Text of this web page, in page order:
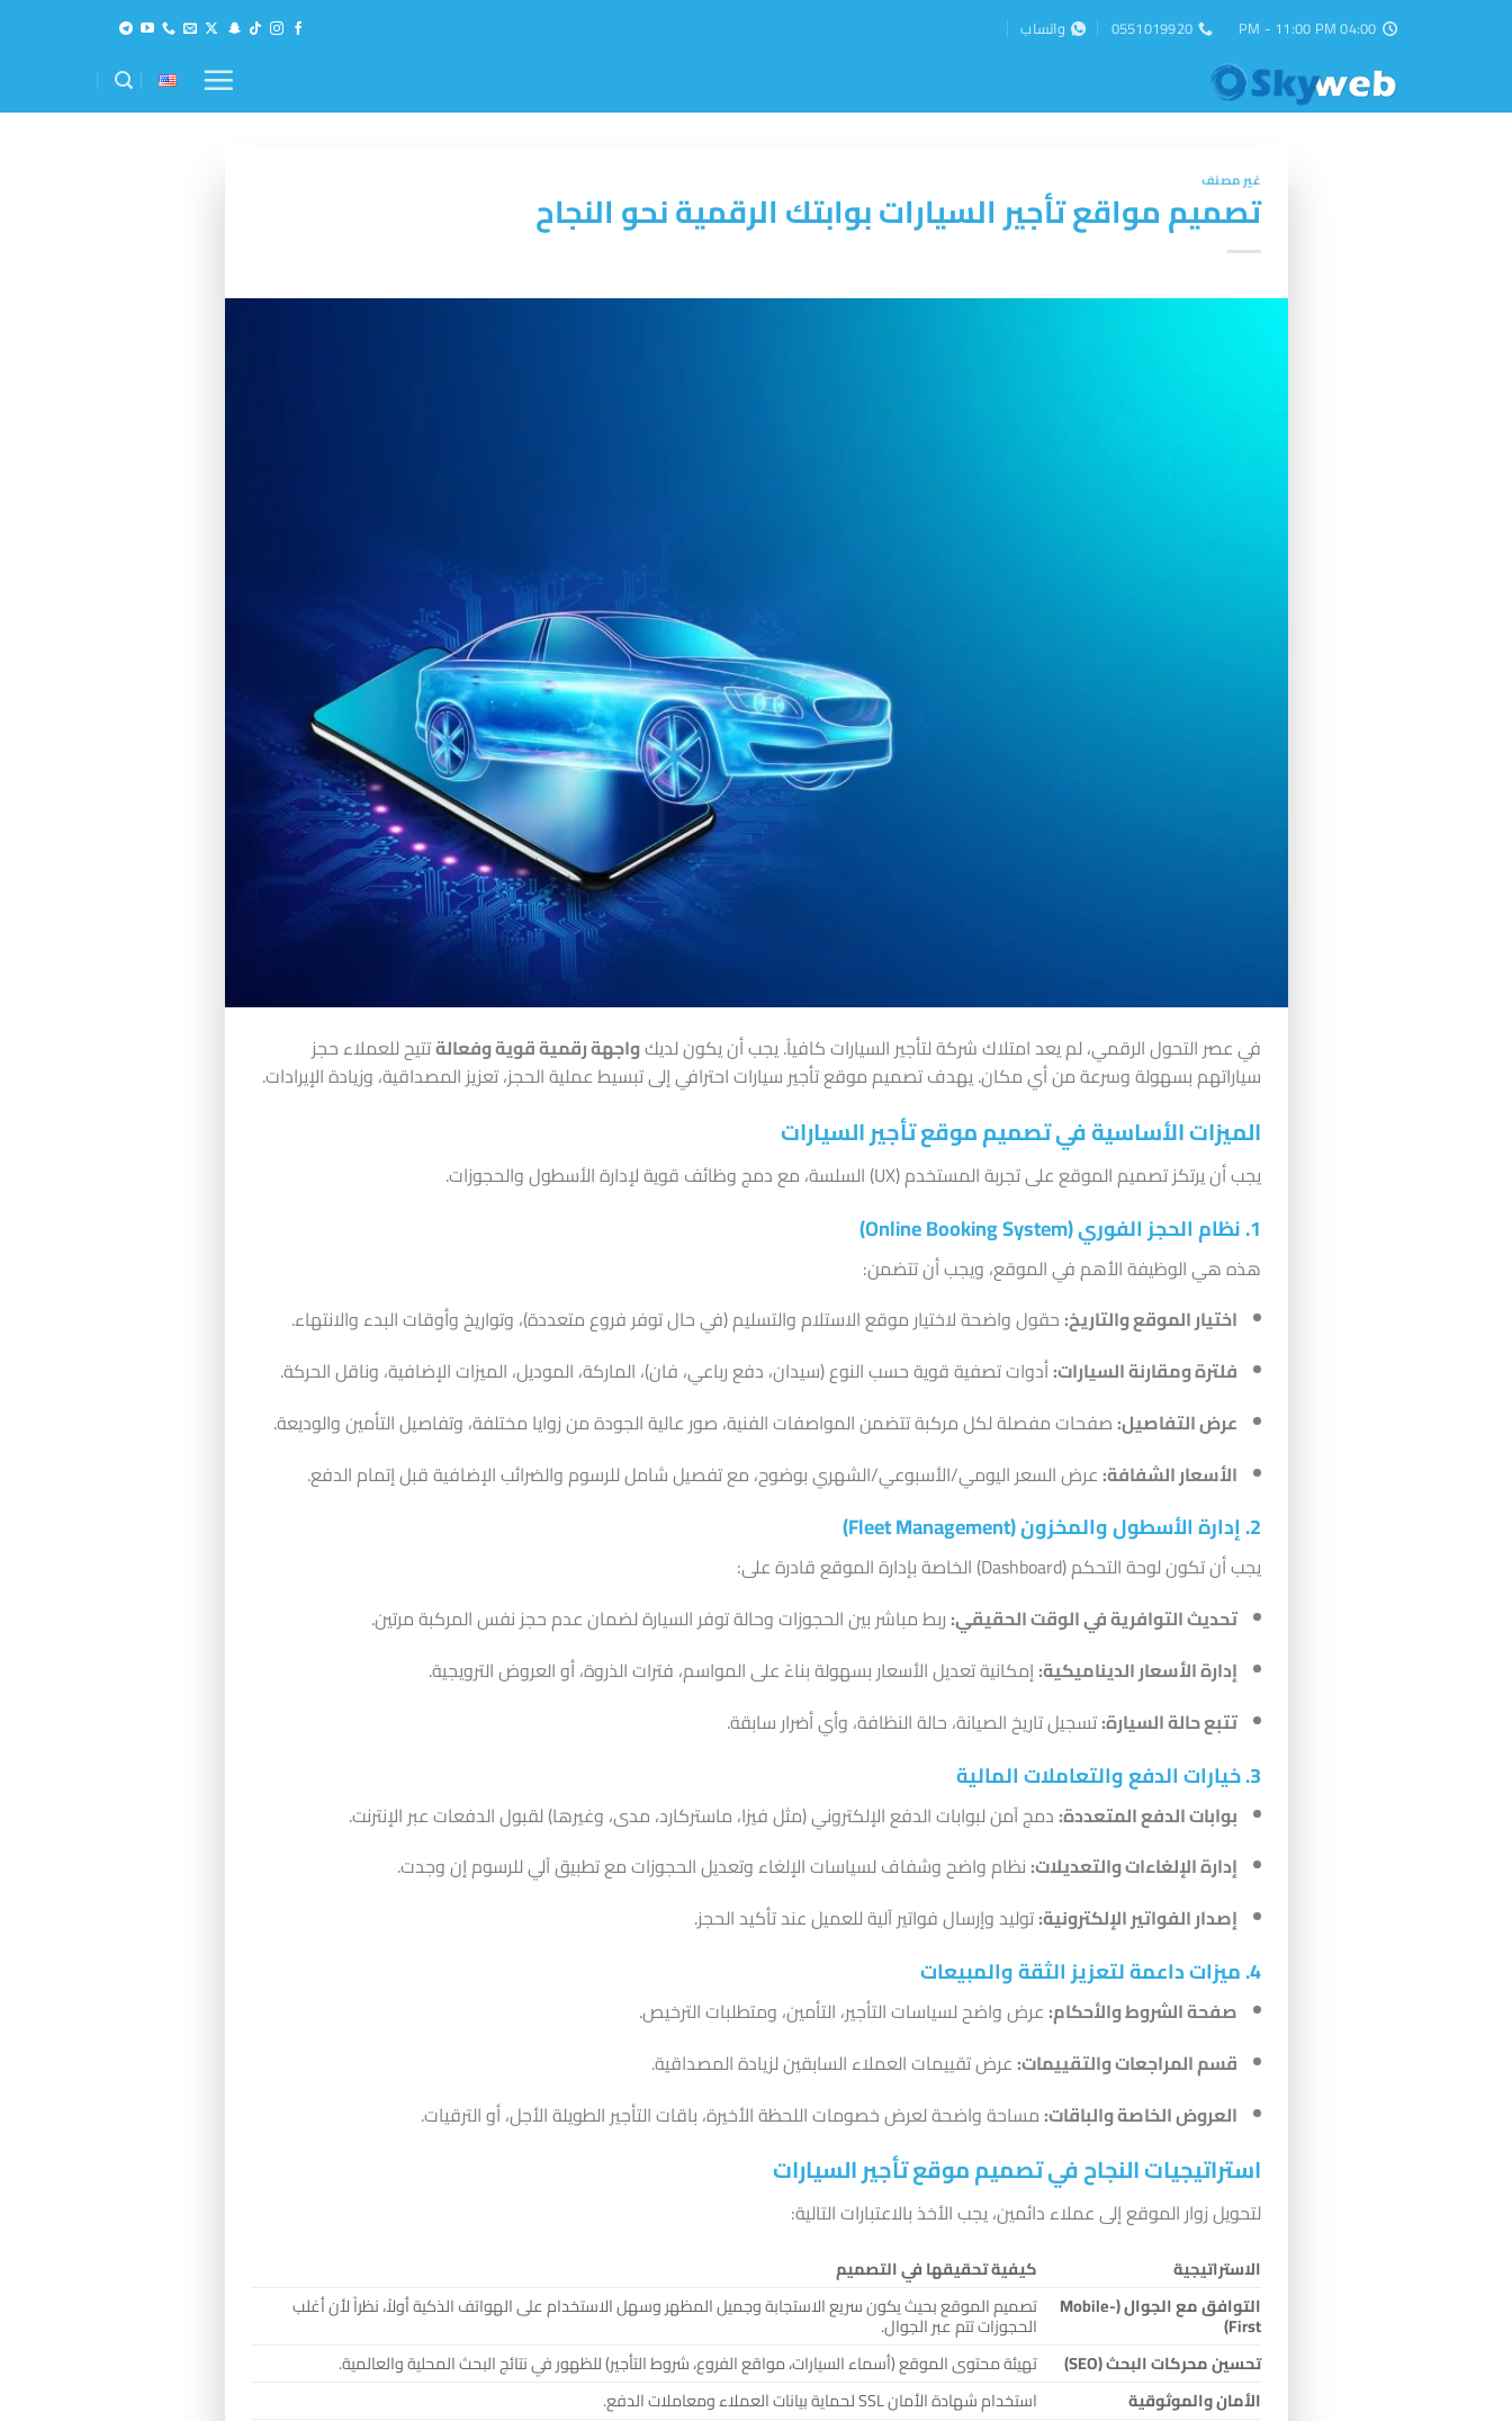
04:00 PM - 11:00 PM
0551019920 واتساب
غير مصنف
تصميم مواقع تأجير السيارات بوابتك الرقمية نحو النجاح
في عصر التحول الرقمي، لم يعد امتلاك شركة لتأجير السيارات كافياً. يجب أن يكون لديكواجهة رقمية قوية وفعالةتتيح للعملاء حجز
سياراتهم بسهولة وسرعة من أي مكان. يهدف تصميم موقع تأجير سيارات احترافي إلى تبسيط عملية الحجز، تعزيز المصداقية، وزيادة الإيرادات.
الميزات الأساسية في تصميم موقع تأجير السيارات
يجب أن يرتكز تصميم الموقع على تجربة المستخدم (UX) السلسة، مع دمج وظائف قوية لإدارة الأسطول والحجوزات.
1. نظام الحجز الفوري (Online Booking System)
هذه هي الوظيفة الأهم في الموقع، ويجب أن تتضمن:
اختيار الموقع والتاريخ: حقول واضحة لاختيار موقع الاستلام والتسليم (في حال توفر فروع متعددة)، وتواريخ وأوقات البدء والانتهاء.
فلترة ومقارنة السيارات:أدوات تصفية قوية حسب النوع (سيدان، دفع رباعي، فان)، الماركة، الموديل، الميزات الإضافية، وناقل الحركة.
عرض التفاصيل: صفحات مفصلة لكل مركبة تتضمن المواصفات الفنية، صور عالية الجودة من زوايا مختلفة، وتفاصيل التأمين والوديعة.
الأسعار الشفافة: عرض السعر اليومي/الأسبوعي/الشهري بوضوح، مع تفصيل شامل للرسوم والضرائب الإضافية قبل إتمام الدفع.
2. إدارة الأسطول والمخزون (Fleet Management)
يجب أن تكون لوحة التحكم (Dashboard) الخاصة بإدارة الموقع قادرة على:
تحديث التوافرية في الوقت الحقيقي: ربط مباشر بين الحجوزات وحالة توفر السيارة لضمان عدم حجز نفس المركبة مرتين.
إدارة الأسعار الديناميكية:إمكانية تعديل الأسعار بسهولة بناءً على المواسم، فترات الذروة، أو العروض الترويجية.
تتبع حالة السيارة:تسجيل تاريخ الصيانة، حالة النظافة، وأي أضرار سابقة.
3. خيارات الدفع والتعاملات المالية
بوابات الدفع المتعددة: دمج آمن لبوابات الدفع الإلكتروني (مثل فيزا، ماستركارد، مدى، وغيرها) لقبول الدفعات عبر الإنترنت.
إدارة الإلغاءات والتعديلات: نظام واضح وشفاف لسياسات الإلغاء وتعديل الحجوزات مع تطبيق آلي للرسوم إن وجدت.
إصدار الفواتير الإلكترونية:توليد وإرسال فواتير آلية للعميل عند تأكيد الحجز.
4. ميزات داعمة لتعزيز الثقة والمبيعات
صفحة الشروط والأحكام: عرض واضح لسياسات التأجير، التأمين، ومتطلبات الترخيص.
قسم المراجعات والتقييمات: عرض تقييمات العملاء السابقين لزيادة المصداقية.
العروض الخاصة والباقات: مساحة واضحة لعرض خصومات اللحظة الأخيرة، باقات التأجير الطويلة الأجل، أو الترقيات.
استراتيجيات النجاح في تصميم موقع تأجير السيارات
لتحويل زوار الموقع إلى عملاء دائمين، يجب الأخذ بالاعتبارات التالية:
الاستراتيجية
كيفية تحقيقها في التصميم
التوافق مع الجوال (Mobile-
First)
تصميم الموقع بحيث يكون سريع الاستجابة وجميل المظهر وسهل الاستخدام على الهواتف الذكية أولاً، نظراً لأن أغلب
الحجوزات تتم عبر الجوال.
تحسين محركات البحث (SEO)
تهيئة محتوى الموقع (أسماء السيارات، مواقع الفروع، شروط التأجير) للظهور في نتائج البحث المحلية والعالمية.
الأمان والموثوقية
استخدام شهادة الأمان SSL لحماية بيانات العملاء ومعاملات الدفع.